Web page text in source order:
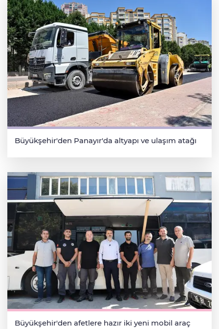
Büyükşehir'den Panayır'da altyapı ve ulaşım atağı
Büyükşehir'den afetlere hazır iki yeni mobil araç